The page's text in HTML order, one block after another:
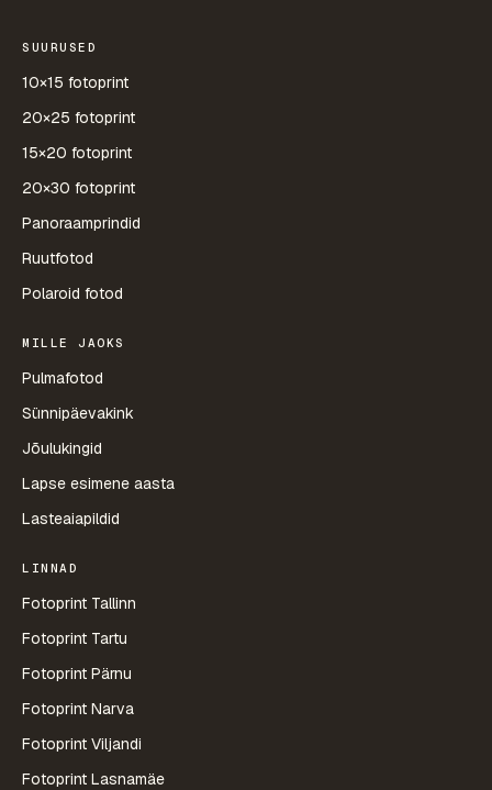
SUURUSED
10×15 fotoprint
20×25 fotoprint
15×20 fotoprint
20×30 fotoprint
Panoraamprindid
Ruutfotod
Polaroid fotod
MILLE JAOKS
Pulmafotod
Sünnipäevakink
Jõulukingid
Lapse esimene aasta
Lasteaiapildid
LINNAD
Fotoprint Tallinn
Fotoprint Tartu
Fotoprint Pärnu
Fotoprint Narva
Fotoprint Viljandi
Fotoprint Lasnamäe